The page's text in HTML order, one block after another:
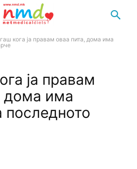
кога ја правам оваа пита, дома има
ја правам
дома има
последното